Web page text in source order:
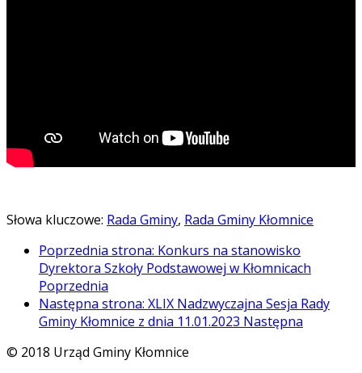
Słowa kluczowe: Rada Gminy, Rada Gminy Kłomnice
Poprzednia strona: Konkurs na stanowisko
Dyrektora Szkoły Podstawowej w Kłomnicach
Poprzednia
Następna strona: XLIX Nadzwyczajna Sesja Rady
Gminy Kłomnice z dnia 11.01.2023 Następna
© 2018 Urząd Gminy Kłomnice